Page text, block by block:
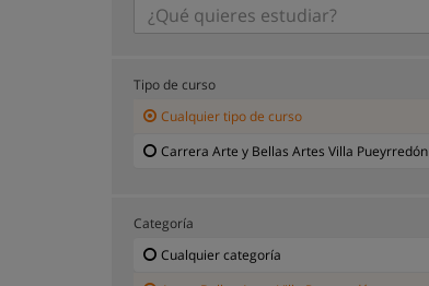
Tipo de curso
Cualquier tipo de curso
Carrera Arte y Bellas Artes Villa Pueyrredón
Categoría
Cualquier categoría